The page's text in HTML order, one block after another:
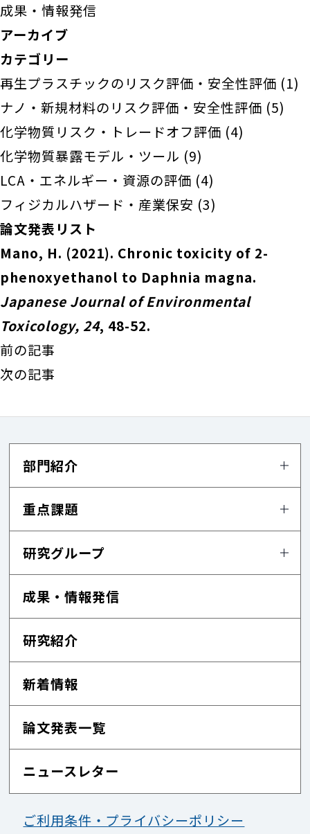
成果・情報発信
アーカイブ
カテゴリー
再生プラスチックのリスク評価・安全性評価 (1)
ナノ・新規材料のリスク評価・安全性評価 (5)
化学物質リスク・トレードオフ評価 (4)
化学物質暴露モデル・ツール (9)
LCA・エネルギー・資源の評価 (4)
フィジカルハザード・産業保安 (3)
論文発表リスト
Mano, H. (2021). Chronic toxicity of 2-
phenoxyethanol to Daphnia magna.
Japanese Journal of Environmental
Toxicology, 24, 48-52.
前の記事
次の記事
部門紹介
重点課題
研究グループ
成果・情報発信
研究紹介
新着情報
論文発表一覧
ニュースレター
ご利用条件・プライバシーポリシー